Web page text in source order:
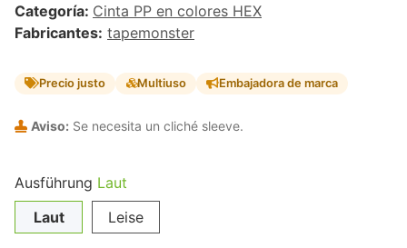
Categoría: Cinta PP en colores HEX
Fabricantes: tapemonster
Precio justo Multiuso Embajadora de marca
Aviso: Se necesita un cliché sleeve.
Ausführung Laut
Laut
Leise